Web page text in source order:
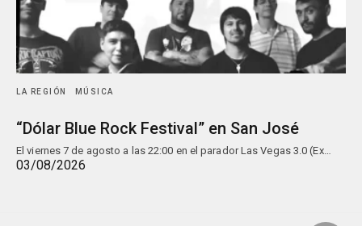
LA REGIÓN MÚSICA
“Dólar Blue Rock Festival” en San José
El viernes 7 de agosto a las 22:00 en el parador Las Vegas 3.0 (Ex…
03/08/2026